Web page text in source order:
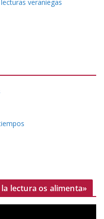
veraniegas
lectura os alimenta»